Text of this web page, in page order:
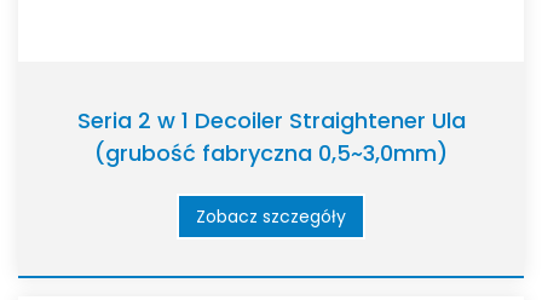
Seria 2 w 1 Decoiler Straightener Ula
(grubość fabryczna 0,5~3,0mm)
Zobacz szczegóły